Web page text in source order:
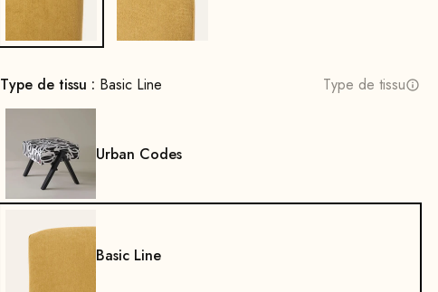
Type de tissu : Basic Line Type de tissu
Urban Codes
Basic Line